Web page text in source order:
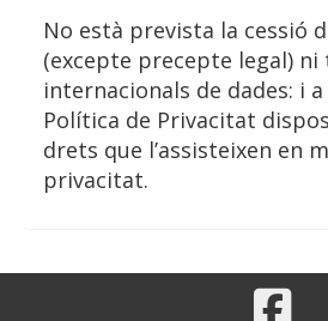
No està prevista la cessió
(excepte precepte legal) ni
internacionals de dades: i
Política de Privacitat
drets que l’assisteixen en
privacitat.